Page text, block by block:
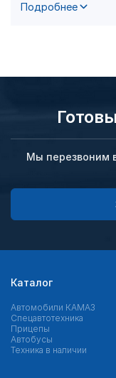
Подробнее
Мы перезвоним
Каталог
Автомобили КАМАЗ
Спецавтотехника
Прицепы
Автобусы
Техника в наличии